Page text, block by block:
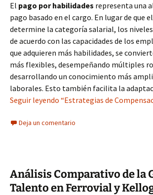
El pago por habilidades representa una
pago basado en el cargo. En lugar de que
determine la categoría salarial, los
de acuerdo con las capacidades de los
que adquieren más habilidades, se
más flexibles, desempeñando múltiples
desarrollando un conocimiento más
laborales. Esto también facilita la
Seguir leyendo “Estrategias de
Deja un comentario
Análisis Comparativo de la
Talento en Ferrovial y